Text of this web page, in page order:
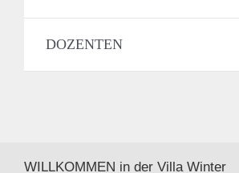
DOZENTEN
WILLKOMMEN in der Villa Winter